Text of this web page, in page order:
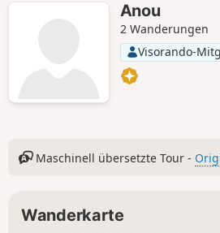
Anou
2 Wanderungen
Visorando-
Maschinell übersetzte Tour -
Wanderkarte